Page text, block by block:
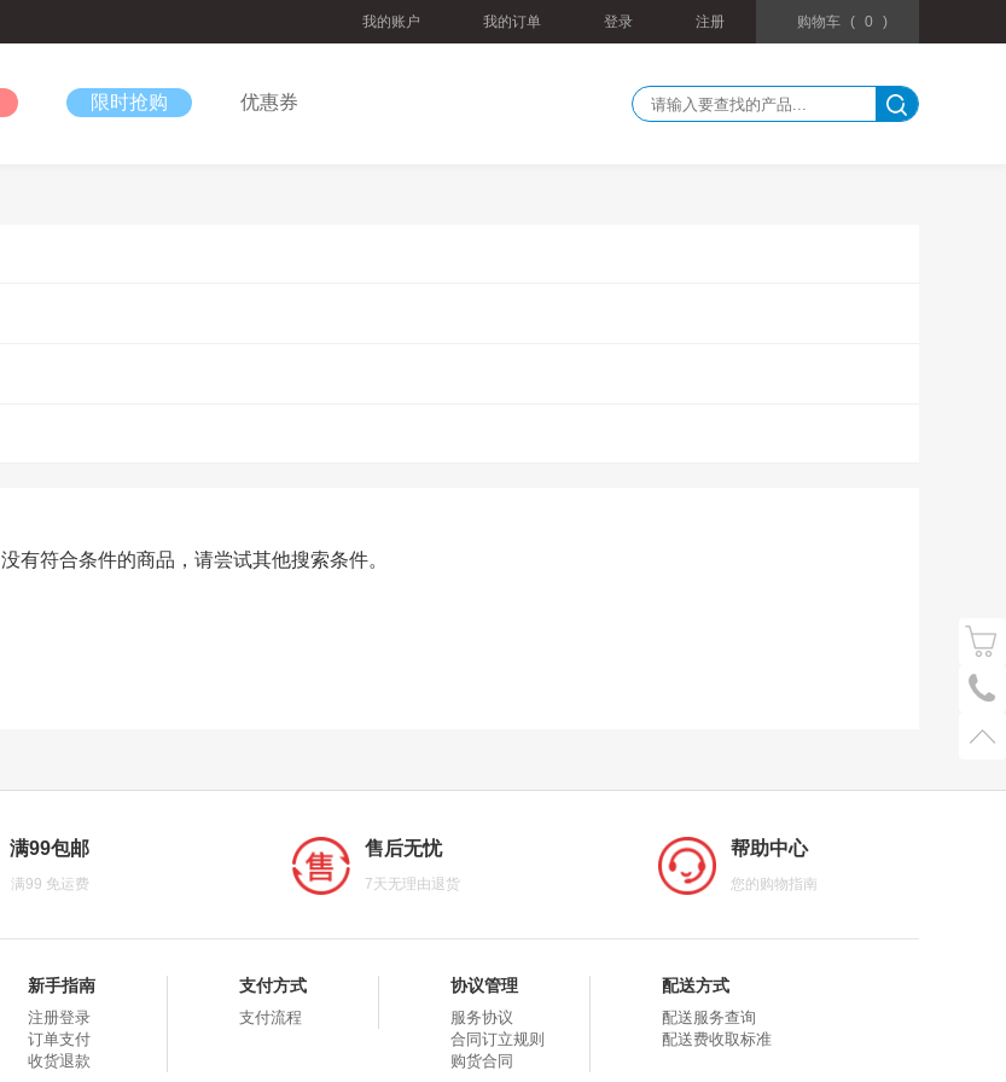
我的账户 我的订单 登录 注册 购物车 ( 0 )
限时抢购 优惠券
没有符合条件的商品，请尝试其他搜索条件。
满99包邮
满99 免运费
售后无忧
7天无理由退货
帮助中心
您的购物指南
新手指南
注册登录
订单支付
收货退款
支付方式
支付流程
协议管理
服务协议
合同订立规则
购货合同
配送方式
配送服务查询
配送费收取标准